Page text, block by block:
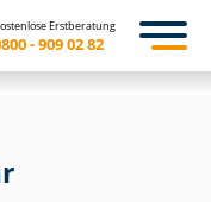
Erstberatung
- 909 02 82